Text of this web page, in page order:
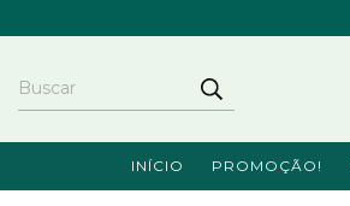
INÍCIO PROMOÇÃO!